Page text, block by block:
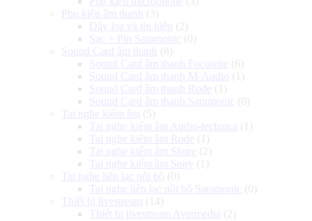
Phụ kiện âm thanh
(3)
Dây loa và tín hiệu
(2)
Sạc + Pin Saramonic (0)
Sound Card âm thanh
(8)
Sound Card âm thanh Focusrite (6)
Sound Card âm thanh M-Audio (1)
Sound Card âm thanh Rode (1)
Sound Card âm thanh Saramonic (0)
Tai nghe kiểm âm (5)
Tai nghe kiểm âm Audio-technica (1)
Tai nghe kiểm âm Rode (1)
Tai nghe kiểm âm Shure (2)
Tai nghe kiểm âm Sony (1)
Tai nghe liên lạc nội bộ (0)
Tai nghe liên lạc nội bộ Saramonic (0)
Thiết bị livestream (14)
Thiết bị livestream Avermedia (2)